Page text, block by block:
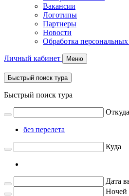
Вакансии
Логотипы
Партнеры
Новости
Обработка
Личный кабинет Меню
Быстрый поиск тура
Быстрый поиск тура
Откуда
без перелета
Куда
Дата
Ночей